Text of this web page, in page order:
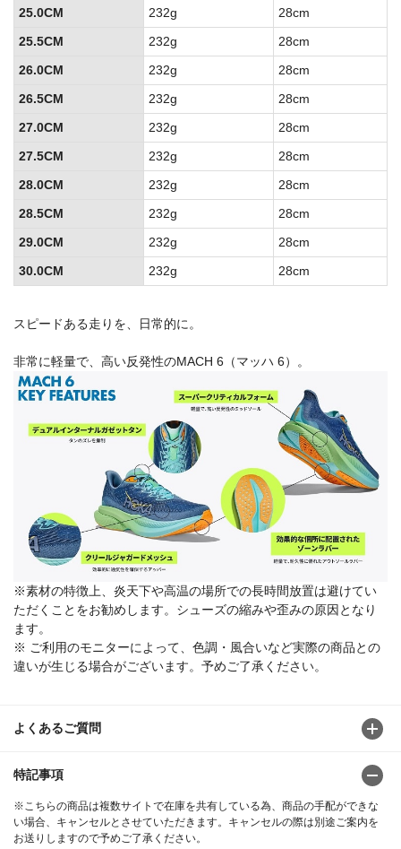
スピードある走りを、日常的に。
非常に軽量で、高い反発性のMACH 6（マッハ 6）。
※素材の特徴上、炎天下や高温の場所での長時間放置は避けてい
ただくことをお勧めします。シューズの縮みや歪みの原因となり
ます。
※ ご利用のモニターによって、色調・風合いなど実際の商品との
違いが生じる場合がございます。予めご了承ください。
よくあるご質問
特記事項
※こちらの商品は複数サイトで在庫を共有している為、商品の手配ができな
い場合、キャンセルとさせていただきます。キャンセルの際は別途ご案内を
お送りしますので予めご了承ください。
25.0CM
232g
28cm
25.5CM
232g
28cm
26.0CM
232g
28cm
26.5CM
232g
28cm
27.0CM
232g
28cm
27.5CM
232g
28cm
28.0CM
232g
28cm
28.5CM
232g
28cm
29.0CM
232g
28cm
30.0CM
232g 28cm